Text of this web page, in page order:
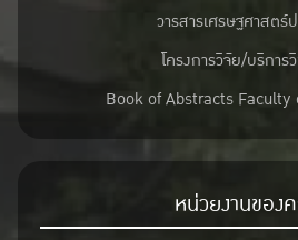
วารสารเศรษฐศาสตร์
โครงการวิจัย/บริการ
Book of Abstracts Faculty
หน่วยงานของ